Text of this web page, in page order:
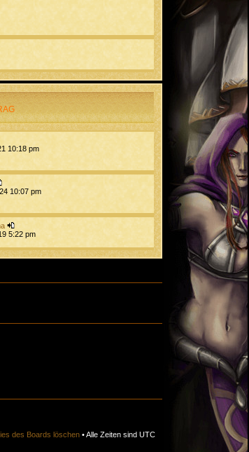
10:18 pm
10:07 pm
5:22 pm
des Boards löschen • Alle Zeiten sind UTC